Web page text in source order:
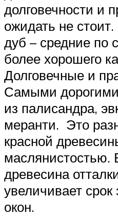
долговечности и
ожидать не
дуб – средние по
более хорошего
Долговечные и
Самыми
из палисандра,
меранти. Это
красной
маслянистостью.
древесина
увеличивает срок
окон.